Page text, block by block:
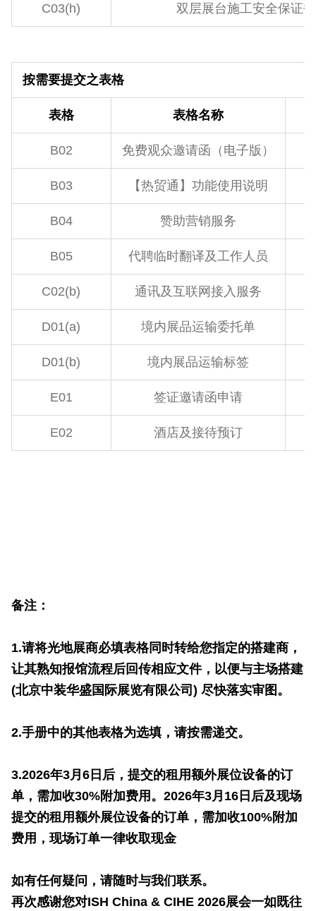
C03(h) 双层展台施工安全保证
按需要提交之表格
表格 表格名称
B02 免费观众邀请函（电子版）
B03 【热贸通】功能使用说明
B04 赞助营销服务
B05 代聘临时翻译及工作人员
C02(b) 通讯及互联网接入服务
D01(a) 境内展品运输委托单
D01(b) 境内展品运输标签
E01 签证邀请函申请
E02 酒店及接待预订
备注：
1.请将光地展商必填表格同时转给您指定的搭建商，
让其熟知报馆流程后回传相应文件，以便与主场搭建
(北京中装华盛国际展览有限公司) 尽快落实审图。
2.手册中的其他表格为选填，请按需递交。
3.2026年3月6日后，提交的租用额外展位设备的订
单，需加收30%附加费用。2026年3月16日后及现场
提交的租用额外展位设备的订单，需加收100%附加
费用，现场订单一律收取现金
如有任何疑问，请随时与我们联系。
再次感谢您对ISH China & CIHE 2026展会一如既往